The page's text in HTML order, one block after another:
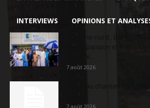
INTERVIEWS OPINIONS ET
7 août 2026
7 août 2026